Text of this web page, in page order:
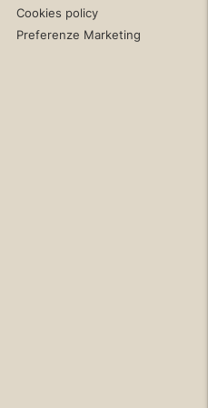
Cookies policy
Preferenze Marketing